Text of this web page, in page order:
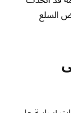
السلع